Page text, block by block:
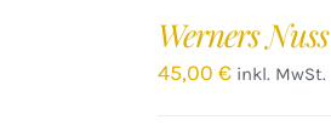
Werners Nuss
45,00€ inkl. MwSt.